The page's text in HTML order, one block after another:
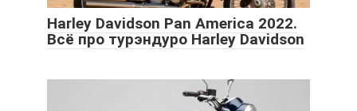
Harley Davidson Pan America 2022.
Всё про турэндуро Harley Davidson